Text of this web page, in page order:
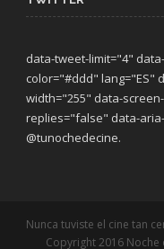
data-tweet-limit="4"
color="#ddd" lang="ES"
width="255" data-
replies="false" data-
@tunochedecine.
Nunca tuviste el cine tan
Copyright 2016